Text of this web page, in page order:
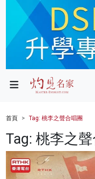
政局
財經
健康
商業
首頁 Tag: 桃李之聲合唱團
Tag: 桃李之